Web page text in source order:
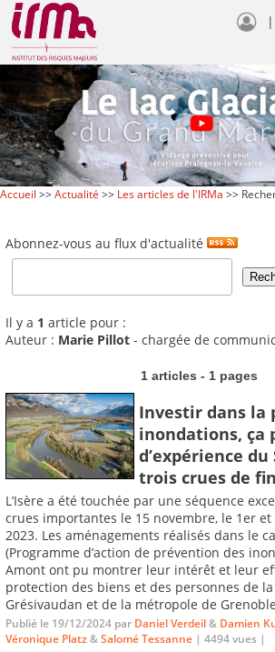
|
Accueil >>Actualité >> Les articles de l'IRMa >>
Abonnez-vous au flux d'actualité
Il y a 1 article pour :
Auteur : Marie Pillot - chargée de
1 articles - 1 pages
Investir dans la
inondations, ça
d’expérience
trois crues de
L’Isère a été touchée par une séquence
crues importantes le 15 novembre, le 1er
2023. Les aménagements réalisés dans le
(Programme d’action de prévention des
Amont ont pu montrer leur intérêt et leur
protection des biens et des personnes de
Grésivaudan et de la métropole de
Publié le 19/12/2024 par Daniel Verdeil& Damien
Véronique Platz&Salomé Tessanne | 4494 vues |